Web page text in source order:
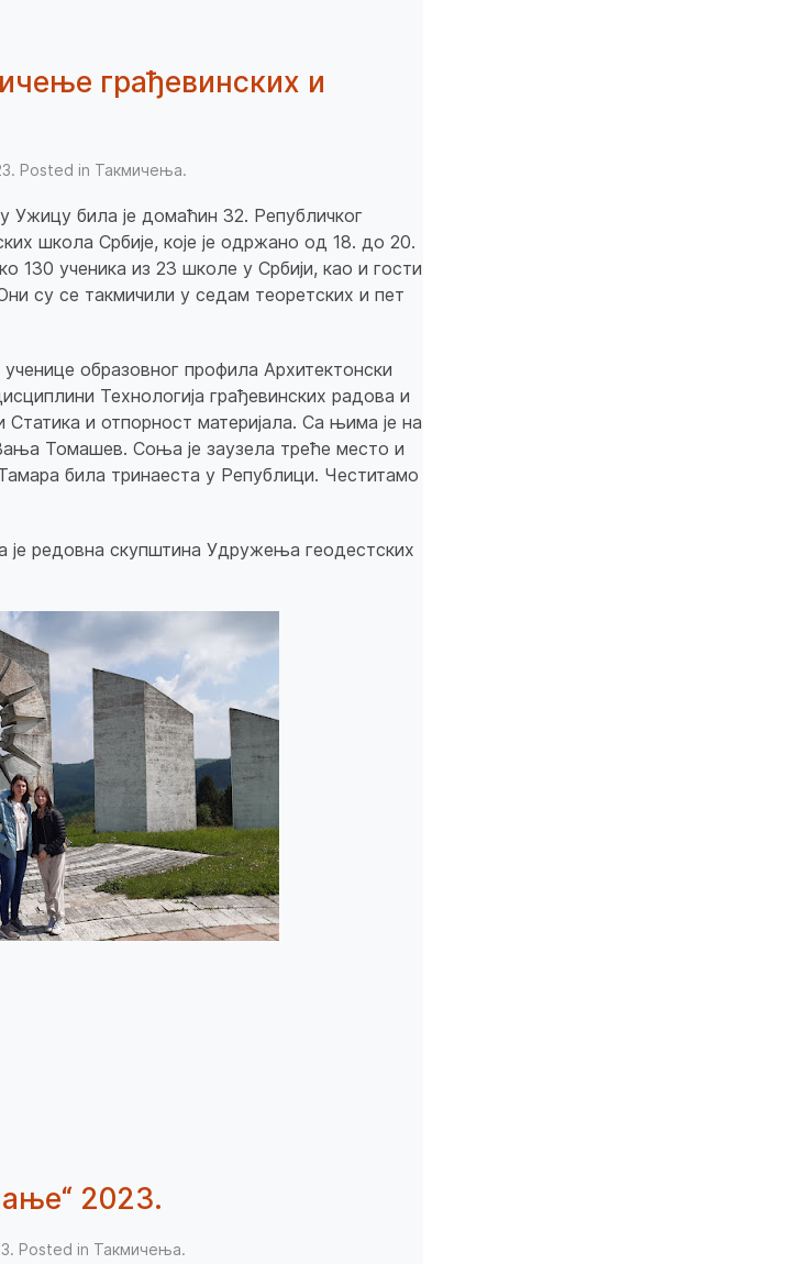
грађевинских и
. Posted in Такмичења.
Ужицу била је домаћин 32. Републичког
школа Србије, које је одржано од 18. до 20.
130 ученика из 23 школе у Србији, као и гости
су се такмичили у седам теоретских и пет
образовног профила Архитектонски
Технологија грађевинских радова и
Статика и отпорност материјала. Са њима је на
Томашев. Соња је заузела треће место и
била тринаеста у Републици. Честитамо
редовна скупштина Удружења геодестских
2023.
. Posted in Такмичења.